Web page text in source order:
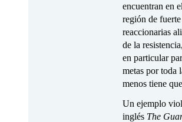
encuentran en
región de
reaccionarias
de la
en particular
metas por toda
menos tiene
Un ejemplo
inglés The